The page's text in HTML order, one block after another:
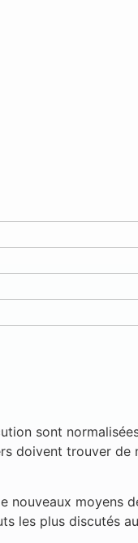
sont
doivent trouver
moyens
les plus discutés